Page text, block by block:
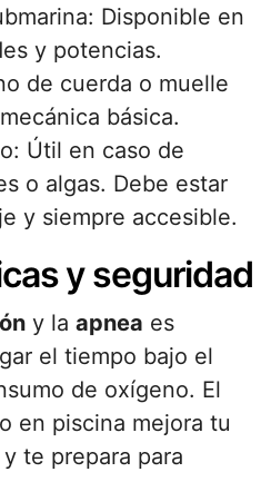
Disponible en
y potencias.
de cuerda o muelle
básica.
Útil en caso de
o algas. Debe estar
y siempre accesible.
y seguridad
y la apnea es
el tiempo bajo el
de oxígeno. El
en piscina mejora tu
te prepara para